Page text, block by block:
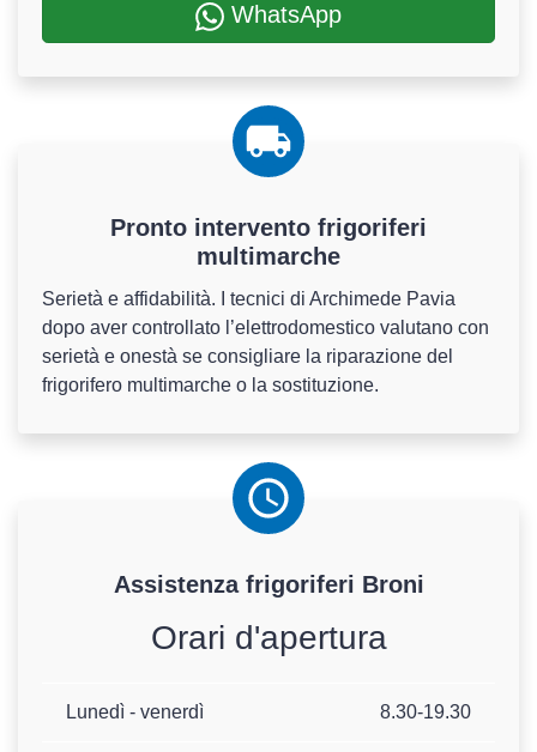
WhatsApp
Pronto intervento frigoriferi
multimarche
Serietà e affidabilità. I tecnici di Archimede Pavia
dopo aver controllato l’elettrodomestico valutano con
serietà e onestà se consigliare la riparazione del
frigorifero multimarche o la sostituzione.
Assistenza frigoriferi Broni
Orari d'apertura
Lunedì - venerdì 8.30-19.30